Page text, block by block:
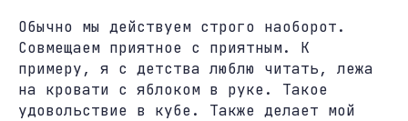
Обычно мы действуем строго наоборот.
Совмещаем приятное с приятным. К
примеру, я с детства люблю читать, лежа
на кровати с яблоком в руке. Такое
удовольствие в кубе. Также делает мой